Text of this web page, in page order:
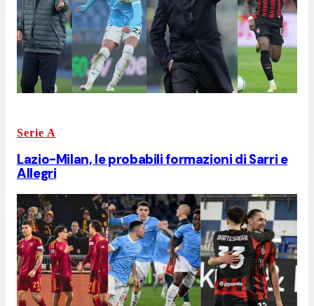
Serie A
Lazio-Milan, le probabili formazioni di Sarri e
Allegri